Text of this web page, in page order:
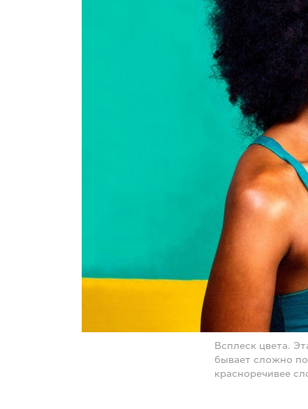
Всплеск цвета.
бывает сложно
красноречивее